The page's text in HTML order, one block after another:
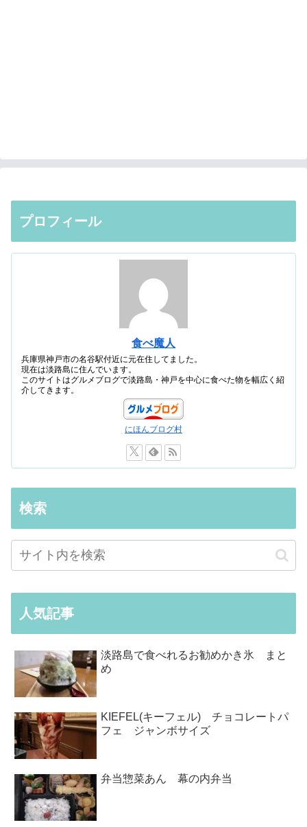
プロフィール
食べ魔人
兵庫県神戸市の名谷駅付近に元在住してました。
現在は淡路島に住んでいます。
このサイトはグルメブログで淡路島・神戸を中心に食べた物を幅広く紹
介してきます。
にほんブログ村
検索
人気記事
淡路島で食べれるお勧めかき氷 まと
め
KIEFEL(キーフェル) チョコレートパ
フェ ジャンボサイズ
弁当惣菜あん 幕の内弁当